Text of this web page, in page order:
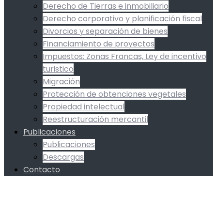
Derecho de Tierras e inmobiliario
Derecho corporativo y planificación fiscal
Divorcios y separación de bienes
Financiamiento de proyectos
Impuestos: Zonas Francas, Ley de incentivo
turistico
Migración
Protección de obtenciones vegetales
Propiedad intelectual
Reestructuración mercantil
Publicaciones
Publicaciones
Descargas
Contacto